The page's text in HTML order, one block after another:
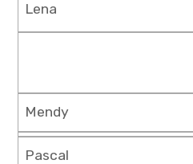
Lena
Mendy
Pascal